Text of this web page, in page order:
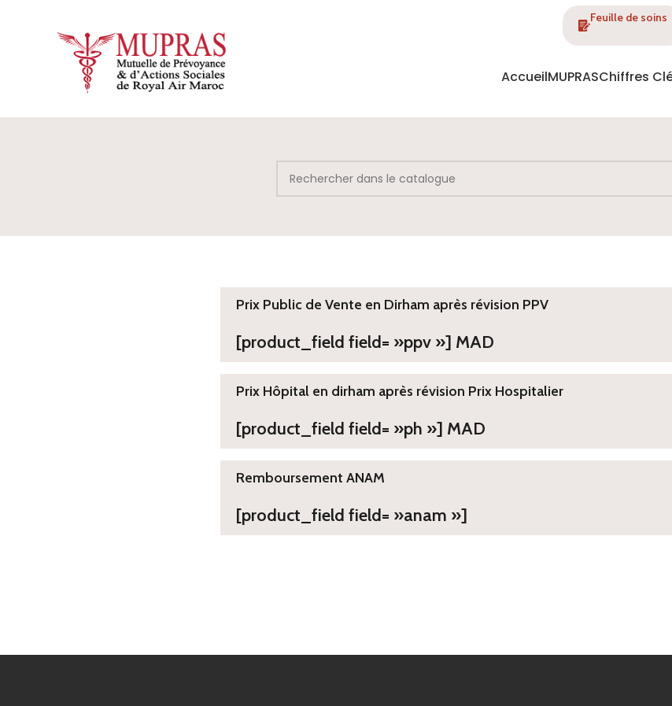
Feuille de soins
AccueilMUPRASChiffres
Prix Public de Vente en Dirham après révision PPV
[product_field field= »ppv »] MAD
Prix Hôpital en dirham après révision Prix Hospitalier
[product_field field= »ph »] MAD
Remboursement ANAM
[product_field field= »anam »]